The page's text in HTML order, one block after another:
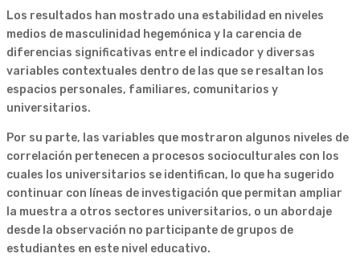
Los resultados han mostrado una estabilidad en niveles
medios de masculinidad hegemónica y la carencia de
diferencias significativas entre el indicador y diversas
variables contextuales dentro de las que se resaltan los
espacios personales, familiares, comunitarios y
universitarios.
Por su parte, las variables que mostraron algunos niveles de
correlación pertenecen a procesos socioculturales con los
cuales los universitarios se identifican, lo que ha sugerido
continuar con líneas de investigación que permitan ampliar
la muestra a otros sectores universitarios, o un abordaje
desde la observación no participante de grupos de
estudiantes en este nivel educativo.